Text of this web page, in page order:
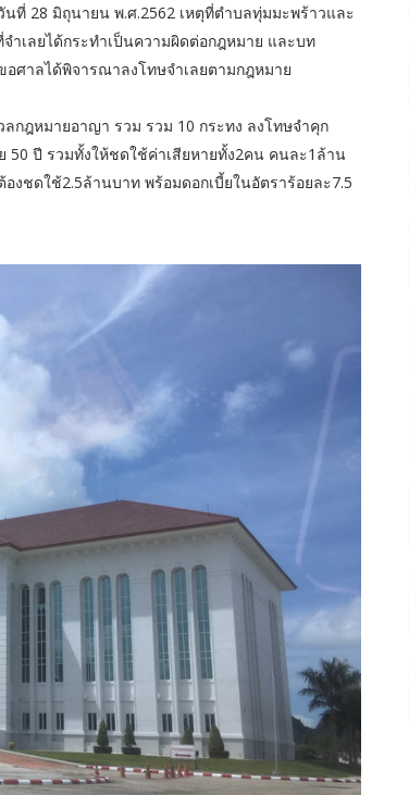
ที่ 28 มิถุนายน พ.ศ.2562 เหตุที่ตำบลทุ่มมะพร้าวและ
ำเลยได้กระทำเป็นความผิดต่อกฎหมาย และบท
ศาลได้พิจารณาลงโทษจำเลยตามกฎหมาย
กฎหมายอาญา รวม รวม 10 กระทง ลงโทษจำคุก
50 ปี รวมทั้งให้ชดใช้ค่าเสียหายทั้ง2คน คนละ1ล้าน
งชดใช้2.5ล้านบาท พร้อมดอกเบี้ยในอัตราร้อยละ7.5